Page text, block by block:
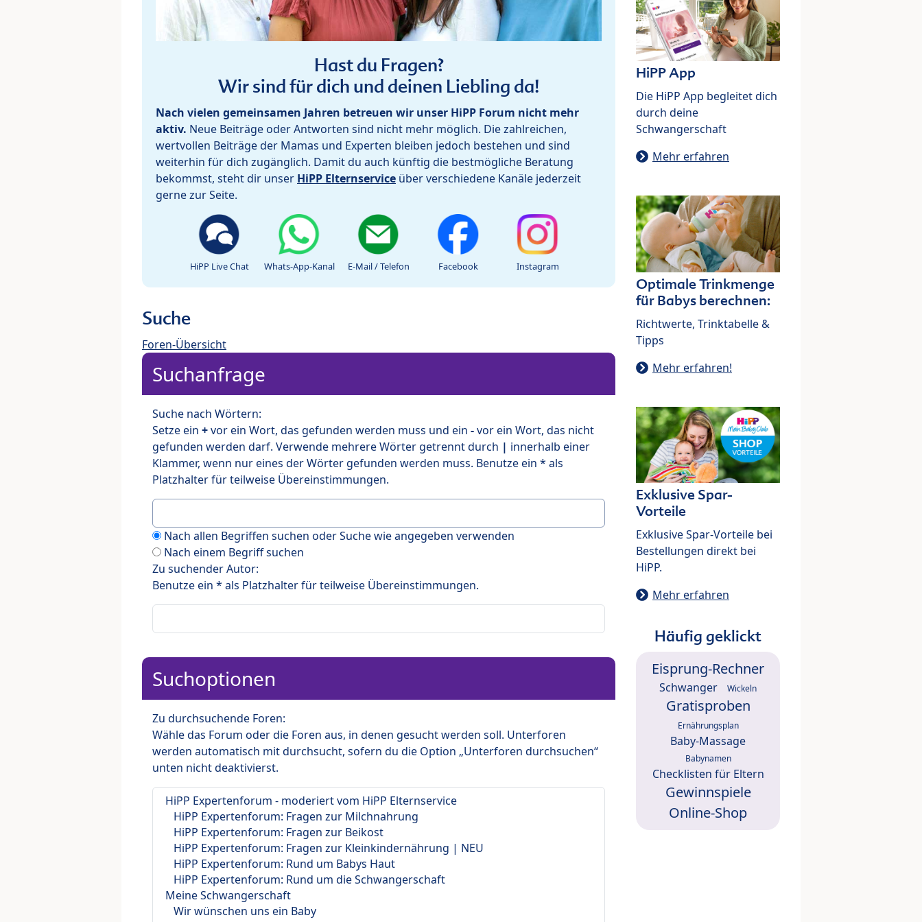
Hast du Fragen?
Wir sind für dich und deinen Liebling da!
Nach vielen gemeinsamen Jahren betreuen wir unser HiPP Forum nicht mehr
aktiv. Neue Beiträge oder Antworten sind nicht mehr möglich. Die zahlreichen,
wertvollen Beiträge der Mamas und Experten bleiben jedoch bestehen und sind
weiterhin für dich zugänglich. Damit du auch künftig die bestmögliche Beratung
bekommst, steht dir unser HiPP Elternservice über verschiedene Kanäle jederzeit
gerne zur Seite.
HiPP Live Chat Whats-App-Kanal E-Mail / Telefon Facebook Instagram
Suche
Foren-Übersicht
Suchanfrage
Suche nach Wörtern:
Setze ein +vor ein Wort, das gefunden werden muss und ein -vor ein Wort, das nicht
gefunden werden darf. Verwende mehrere Wörter getrennt durch | innerhalb einer
Klammer, wenn nur eines der Wörter gefunden werden muss. Benutze ein * als
Platzhalter für teilweise Übereinstimmungen.
Nach allen Begriffen suchen oder Suche wie angegeben verwenden
Nach einem Begriff suchen
Zu suchender Autor:
Benutze ein * als Platzhalter für teilweise Übereinstimmungen.
Suchoptionen
Zu durchsuchende Foren:
Wähle das Forum oder die Foren aus, in denen gesucht werden soll. Unterforen
werden automatisch mit durchsucht, sofern du die Option „Unterforen durchsuchen“
unten nicht deaktivierst.
HiPP App
Die HiPP App begleitet dich
durch deine
Schwangerschaft
Mehr erfahren
Optimale Trinkmenge
für Babys berechnen:
Richtwerte, Trinktabelle &
Tipps
Mehr erfahren!
Exklusive Spar-
Vorteile
Exklusive Spar-Vorteile bei
Bestellungen direkt bei
HiPP.
Mehr erfahren
Häufig geklickt
Eisprung-Rechner
Schwanger Wickeln
Gratisproben
Ernährungsplan
Baby-Massage
Babynamen
Checklisten für Eltern
Gewinnspiele
Online-Shop